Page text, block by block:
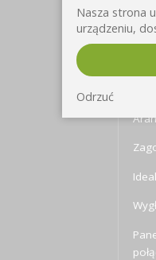
Jak
Nasza strona
urządzeniu,
Odrzuć